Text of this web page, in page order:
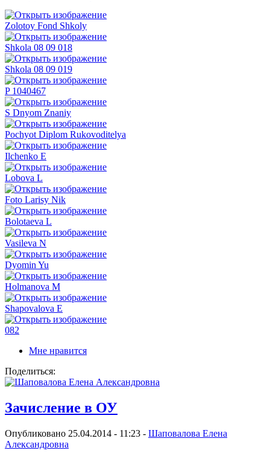
Zolotoy Fond Shkoly
Shkola 08 09 018
Shkola 08 09 019
P 1040467
S Dnyom Znaniy
Pochyot Diplom Rukovoditelya
Ilchenko E
Lobova L
Foto Larisy Nik
Bolotaeva L
Vasileva N
Dyomin Yu
Holmanova M
Shapovalova E
082
Мне нравится
Поделиться:
Зачисление в ОУ
Опубликовано 25.04.2014 - 11:23 - Шаповалова Елена
Александровна